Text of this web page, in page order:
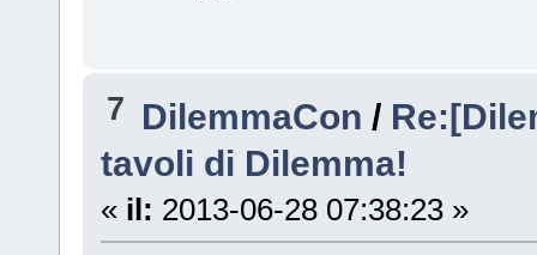
7 DilemmaCon /
tavoli di Dilemma!
« il: 2013-06-28 07:38:23 »